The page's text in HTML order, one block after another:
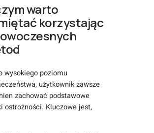
warto
korzystając
wysokiego poziomu
użytkownik zawsze
zachować podstawowe
ostrożności. Kluczowe jest,